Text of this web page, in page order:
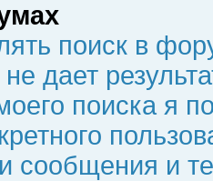
поиск в
дает
поиска я
сообщения и